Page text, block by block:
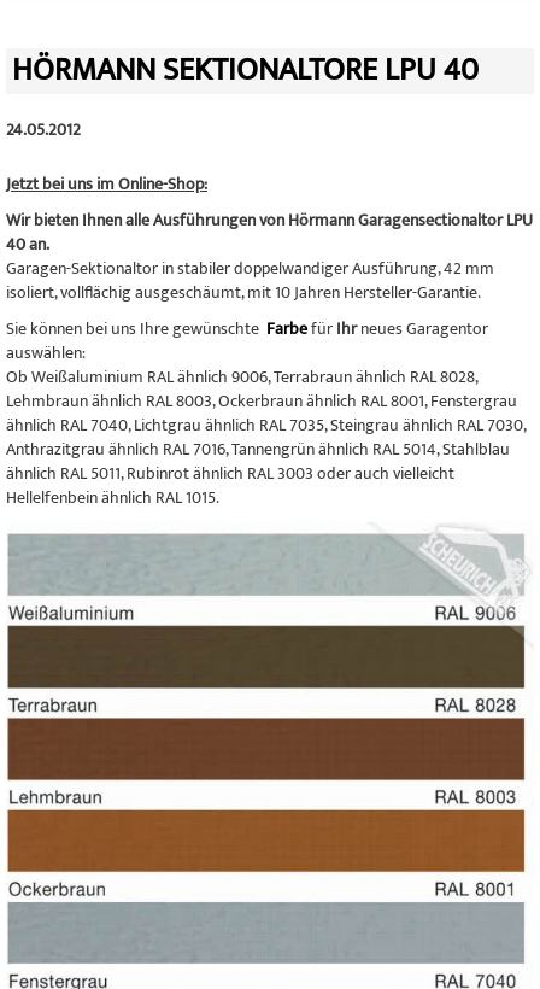
HÖRMANN SEKTIONALTORE LPU 40
24.05.2012
Jetzt bei uns im Online-Shop:
Wir bieten Ihnen alle Ausführungen von Hörmann Garagensectionaltor LPU
40 an.
Garagen-Sektionaltor in stabiler doppelwandiger Ausführung, 42 mm
isoliert, vollflächig ausgeschäumt, mit 10 Jahren Hersteller-Garantie.
Sie können bei uns Ihre gewünschte FarbefürIhrneues Garagentor
auswählen:
Ob Weißaluminium RAL ähnlich 9006, Terrabraun ähnlich RAL 8028,
Lehmbraun ähnlich RAL 8003, Ockerbraun ähnlich RAL 8001, Fenstergrau
ähnlich RAL 7040, Lichtgrau ähnlich RAL 7035, Steingrau ähnlich RAL 7030,
Anthrazitgrau ähnlich RAL 7016, Tannengrün ähnlich RAL 5014, Stahlblau
ähnlich RAL 5011, Rubinrot ähnlich RAL 3003 oder auch vielleicht
Hellelfenbein ähnlich RAL 1015.